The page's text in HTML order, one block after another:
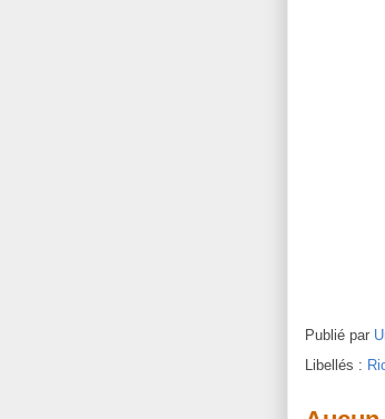
Publié par
Libellés :